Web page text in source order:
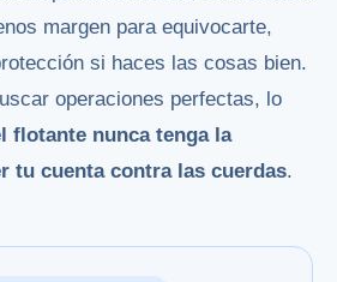
margen para equivocarte,
si haces las cosas bien.
operaciones perfectas, lo
flotante nunca tenga la
tu cuenta contra las cuerdas.